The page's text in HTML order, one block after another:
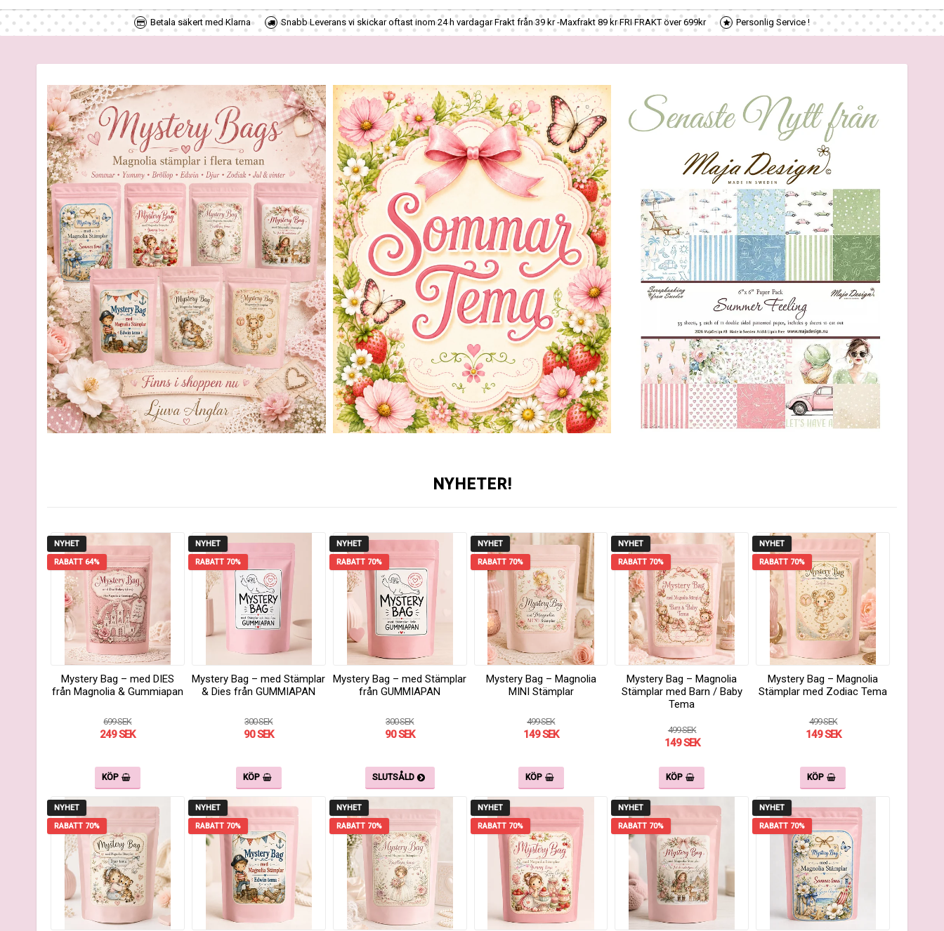
Betala säkert med Klarna Snabb Leverans vi skickar oftast inom 24 h vardagar Frakt från 39 kr -Maxfrakt 89 kr FRI FRAKT över 699kr Personlig Service !
NYHETER!
NYHET
RABATT 64%
Mystery Bag – med DIES
från Magnolia & Gummiapan
699 SEK
249 SEK
KÖP
NYHET
RABATT 70%
Mystery Bag – med Stämplar
& Dies från GUMMIAPAN
300 SEK
90 SEK
KÖP
NYHET
RABATT 70%
Mystery Bag – med Stämplar
från GUMMIAPAN
300 SEK
90 SEK
SLUTSÅLD
NYHET
RABATT 70%
Mystery Bag – Magnolia
MINI Stämplar
499 SEK
149 SEK
KÖP
NYHET
RABATT 70%
Mystery Bag – Magnolia
Stämplar med Barn / Baby
Tema
499 SEK
149 SEK
KÖP
NYHET
RABATT 70%
Mystery Bag – Magnolia
Stämplar med Zodiac Tema
499 SEK
149 SEK
KÖP
NYHET
RABATT 70%
NYHET
RABATT 70%
NYHET
RABATT 70%
NYHET
RABATT 70%
NYHET
RABATT 70%
NYHET
RABATT 70%